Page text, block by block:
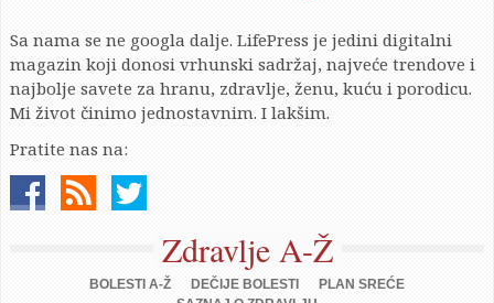
Sa nama se ne googla dalje. LifePress je jedini digitalni
magazin koji donosi vrhunski sadržaj, najveće trendove i
najbolje savete za hranu, zdravlje, ženu, kuću i porodicu.
Mi život činimo jednostavnim. I lakšim.
Pratite nas na:
Zdravlje A-Ž
BOLESTI A-Ž DEČIJE BOLESTI
PLAN SREĆE